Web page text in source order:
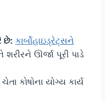
છે: કાર્બોહાઇડ્રેટ્સને
શરીરને ઊર્જા પૂરી પાડે
ચેતા કોષોના યોગ્ય કાર્ય